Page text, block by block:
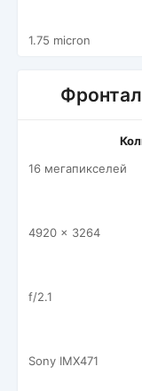
1.75 micron
16 мегапикселей
4920 x 3264
f/2.1
Sony IMX471